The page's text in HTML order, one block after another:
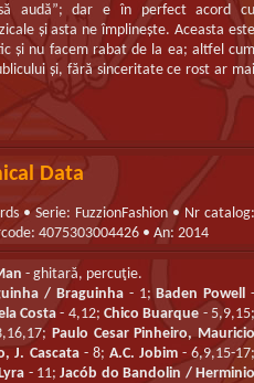
audă”; dar e în perfect acord cu
şi asta ne împlineşte. Aceasta este
şi nu facem rabat de la ea; altfel cum
şi, fără sinceritate ce rost ar mai
Data
• Serie: FuzzionFashion • Nr catalog:
4075303004426 • An: 2014
- ghitară, percuţie.
/ Braguinha- 1;Baden Powell
Costa- 4,12;Chico Buarque -
Paulo Cesar Pinheiro, Mauricio
J. Cascata- 8; A.C. Jobim- 6,9,15-
- 11;Jacób do Bandolin /